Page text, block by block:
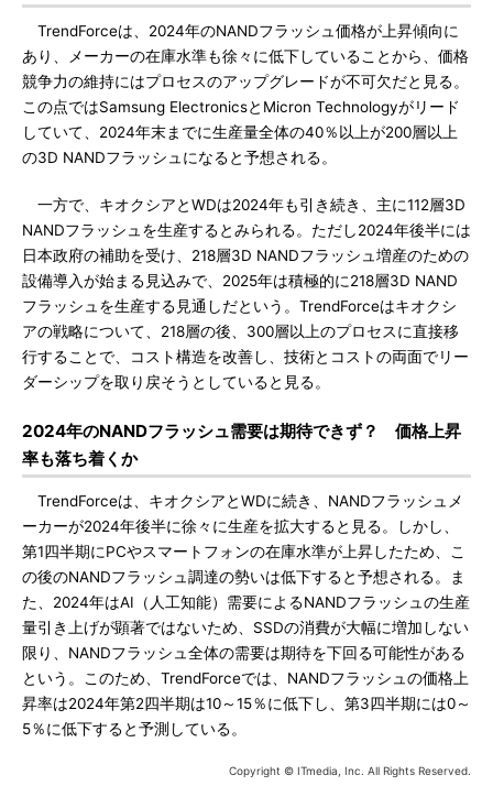
TrendForceは、2024年のNANDフラッシュ価格が上昇傾向に
あり、メーカーの在庫水準も徐々に低下していることから、価格
競争力の維持にはプロセスのアップグレードが不可欠だと見る。
この点ではSamsung ElectronicsとMicron Technologyがリード
していて、2024年末までに生産量全体の40％以上が200層以上
の3D NANDフラッシュになると予想される。
一方で、キオクシアとWDは2024年も引き続き、主に112層3D
NANDフラッシュを生産するとみられる。ただし2024年後半には
日本政府の補助を受け、218層3D NANDフラッシュ増産のための
設備導入が始まる見込みで、2025年は積極的に218層3D NAND
フラッシュを生産する見通しだという。TrendForceはキオクシ
アの戦略について、218層の後、300層以上のプロセスに直接移
行することで、コスト構造を改善し、技術とコストの両面でリー
ダーシップを取り戻そうとしていると見る。
2024年のNANDフラッシュ需要は期待できず？ 価格上昇
率も落ち着くか
TrendForceは、キオクシアとWDに続き、NANDフラッシュメ
ーカーが2024年後半に徐々に生産を拡大すると見る。しかし、
第1四半期にPCやスマートフォンの在庫水準が上昇したため、こ
の後のNANDフラッシュ調達の勢いは低下すると予想される。ま
た、2024年はAI（人工知能）需要によるNANDフラッシュの生産
量引き上げが顕著ではないため、SSDの消費が大幅に増加しない
限り、NANDフラッシュ全体の需要は期待を下回る可能性がある
という。このため、TrendForceでは、NANDフラッシュの価格上
昇率は2024年第2四半期は10～15％に低下し、第3四半期には0～
5％に低下すると予測している。
Copyright © ITmedia, Inc. All Rights Reserved.